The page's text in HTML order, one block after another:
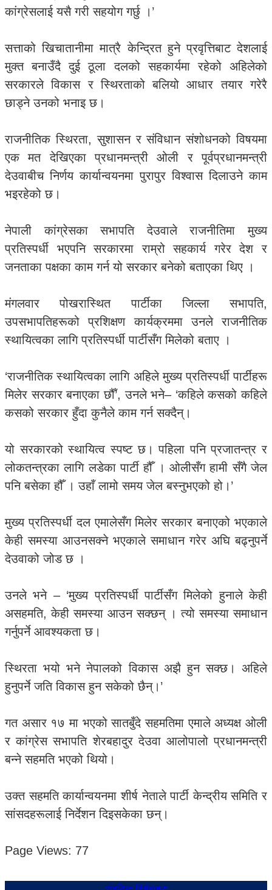
कांग्रेसलाई यसै गरी सहयोग गर्छु ।’
सत्ताको खिचातानीमा मात्रै केन्द्रित हुने प्रवृत्तिबाट देशलाई
मुक्त बनाउँदै दुई ठूला दलको सहकार्यमा रहेको अहिलेको
सरकारले विकास र स्थिरताको बलियो आधार तयार गरेरै
छाड्ने उनको भनाइ छ।
राजनीतिक स्थिरता, सुशासन र संविधान संशोधनको विषयमा
एक मत देखिएका प्रधानमन्त्री ओली र पूर्वप्रधानमन्त्री
देउवाबीच निर्णय कार्यान्वयनमा पुरापुर विश्वास दिलाउने काम
भइरहेको छ।
नेपाली कांग्रेसका सभापति देउवाले राजनीतिमा मुख्य
प्रतिस्पर्धी भएपनि सरकारमा राम्रो सहकार्य गरेर देश र
जनताका पक्षका काम गर्न यो सरकार बनेको बताएका थिए ।
मंगलवार पोखरास्थित पार्टीका जिल्ला सभापति,
उपसभापतिहरूको प्रशिक्षण कार्यक्रममा उनले राजनीतिक
स्थायित्वका लागि प्रतिस्पर्धी पार्टीसँग मिलेको बताए ।
‘राजनीतिक स्थायित्वका लागि अहिले मुख्य प्रतिस्पर्धी पार्टीहरू
मिलेर सरकार बनाएका छौँ’, उनले भने– ‘कहिले कसको कहिले
कसको सरकार हुँदा कुनैले काम गर्न सक्दैन्।
यो सरकारको स्थायित्व स्पष्ट छ। पहिला पनि प्रजातन्त्र र
लोकतन्त्रका लागि लडेका पार्टी हौँ । ओलीसँग हामी सँगै जेल
पनि बसेका हौँ । उहाँ लामो समय जेल बस्नुभएको हो।’
मुख्य प्रतिस्पर्धी दल एमालेसँग मिलेर सरकार बनाएको भएकाले
केही समस्या आउनसक्ने भएकाले समाधान गरेर अघि बढ्नुपर्ने
देउवाको जोड छ ।
उनले भने – ‘मुख्य प्रतिस्पर्धी पार्टीसँग मिलेको हुनाले केही
असहमति, केही समस्या आउन सक्छन् । त्यो समस्या समाधान
गर्नुपर्ने आवश्यकता छ।
स्थिरता भयो भने नेपालको विकास अझै हुन सक्छ। अहिले
हुनुपर्ने जति विकास हुन सकेको छैन्।’
गत असार १७ मा भएको सातबुँदे सहमतिमा एमाले अध्यक्ष ओली
र कांग्रेस सभापति शेरबहादुर देउवा आलोपालो प्रधानमन्त्री
बन्ने सहमति भएको थियो।
उक्त सहमति कार्यान्वयनमा शीर्ष नेताले पार्टी केन्द्रीय समिति र
सांसदहरूलाई निर्देशन दिइसकेका छन्।
Page Views: 77